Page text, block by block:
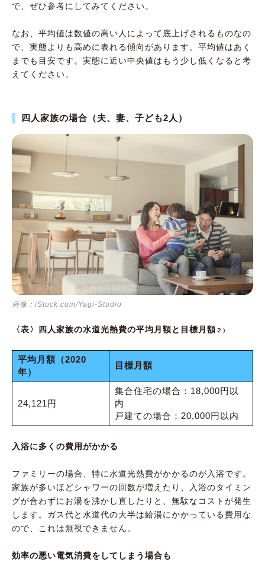
で、ぜひ参考にしてみてください。
なお、平均値は数値の高い人によって底上げされるものなの
で、実態よりも高めに表れる傾向があります。平均値はあく
までも目安です。実態に近い中央値はもう少し低くなると考
えてください。
四人家族の場合（夫、妻、子ども2人）
画像：iStock.com/Yagi-Studio
〈表〉四人家族の水道光熱費の平均月額と目標月額２）
平均月額（2020
年）
目標月額
24,121円
集合住宅の場合：18,000円以
内
戸建ての場合：20,000円以内
入浴に多くの費用がかかる
ファミリーの場合、特に水道光熱費がかかるのが入浴です。
家族が多いほどシャワーの回数が増えたり、入浴のタイミン
グが合わずにお湯を沸かし直したりと、無駄なコストが発生
します。ガス代と水道代の大半は給湯にかかっている費用な
ので、これは無視できません。
効率の悪い電気消費をしてしまう場合も